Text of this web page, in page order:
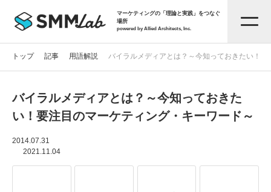
マーケティングの「理論と実践」をつなぐ
場所
powered by Allied Architects, Inc.
記事一覧
トップ 記事 用語解説 バイラルメディアとは？～今知っておきたい！
バイラルメディアとは？～今知っておきた
い！要注目のマーケティング・キーワード～
2014.07.31
2021.11.04